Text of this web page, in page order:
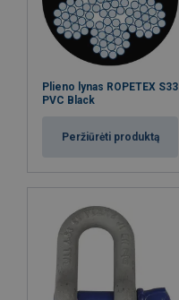
Plieno lynas ROPETEX S33
PVC Black
Peržiūrėti produktą